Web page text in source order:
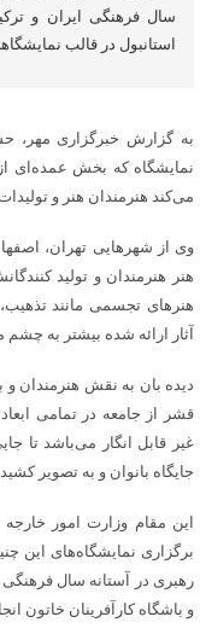
سال فرهنگی ایران و
استانبول در قالب
به گزارش خبرگزاری مهر،
نمایشگاه که بخش عمده‌ای
می‌کند هنرمندان هنر و
وی از شهرهایی تهران،
هنر هنرمندان و تولید
هنرهای تجسمی مانند
آثار ارائه شده بیشتر به چشم
دیده بان به نقش هنرمندان و
قشر از جامعه در تمامی
غیر قابل انگار می‌باشد تا
جایگاه بانوان و به تصویر
این مقام وزارت امور
برگزاری نمایشگاه‌های این
رهبری در آستانه سال
و باشگاه کارآفرینان خاتون